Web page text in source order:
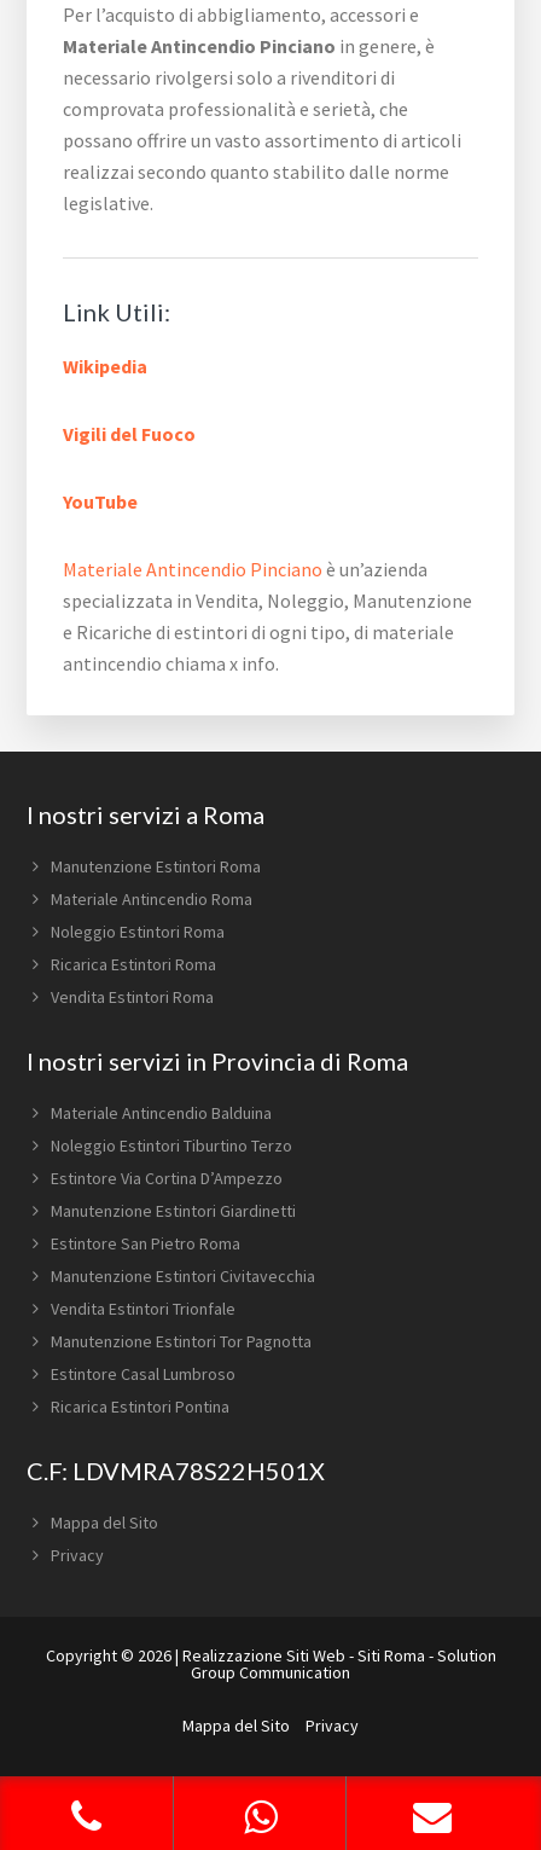
Per l’acquisto di abbigliamento, accessori e
Materiale Antincendio Pinciano in genere, è
necessario rivolgersi solo a rivenditori di
comprovata professionalità e serietà, che
possano offrire un vasto assortimento di articoli
realizzai secondo quanto stabilito dalle norme
legislative.
Link Utili:
Wikipedia
Vigili del Fuoco
YouTube
Materiale Antincendio Pinciano è un’azienda
specializzata in Vendita, Noleggio, Manutenzione
e Ricariche di estintori di ogni tipo, di materiale
antincendio chiama x info.
Footer
I nostri servizi a Roma
Manutenzione Estintori Roma
Materiale Antincendio Roma
Noleggio Estintori Roma
Ricarica Estintori Roma
Vendita Estintori Roma
I nostri servizi in Provincia di Roma
Materiale Antincendio Balduina
Noleggio Estintori Tiburtino Terzo
Estintore Via Cortina D’Ampezzo
Manutenzione Estintori Giardinetti
Estintore San Pietro Roma
Manutenzione Estintori Civitavecchia
Vendita Estintori Trionfale
Manutenzione Estintori Tor Pagnotta
Estintore Casal Lumbroso
Ricarica Estintori Pontina
C.F: LDVMRA78S22H501X
Mappa del Sito
Privacy
Copyright © 2026 | Realizzazione Siti Web -Siti Roma -Solution
Group Communication
Mappa del Sito Privacy